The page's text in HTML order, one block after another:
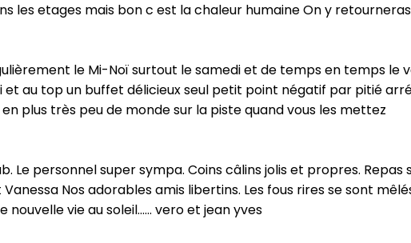
les etages mais bon c est la chaleur humaine On y
le Mi-Noï surtout le samedi et de temps en temps le
et au top un buffet délicieux seul petit point négatif par pitié
plus très peu de monde sur la piste quand vous les mettez
Le personnel super sympa. Coins câlins jolis et propres.
Nos adorables amis libertins. Les fous rires se sont
vie au soleil...... vero et jean yves